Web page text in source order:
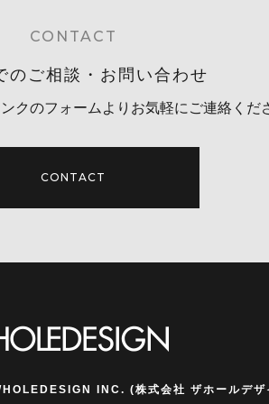
CONTACT
のご相談・お問い合わせ
クのフォームより お気軽にご連絡くだ
CONTACT
INC. (株式会社 ザホールデザ